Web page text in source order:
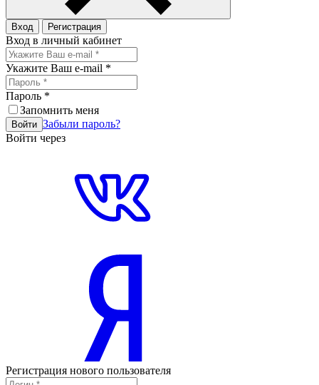
Вход Регистрация
Вход в личный кабинет
Укажите Ваш e-mail *
Пароль *
Запомнить меня
Войти Забыли пароль?
Войти через
Регистрация нового пользователя